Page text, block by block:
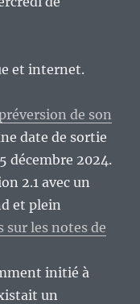
et internet.
de son
date de sortie
décembre 2024.
2.1 avec un
et plein
sur les notes de
initié à
un